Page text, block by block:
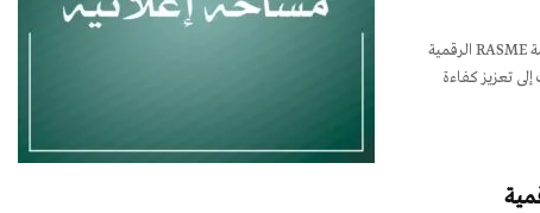
بنوك عربية أطلقت مجموعة البنك الإفريقي للتنمية منصة RASME الرقمية
تعزيز كفاءة